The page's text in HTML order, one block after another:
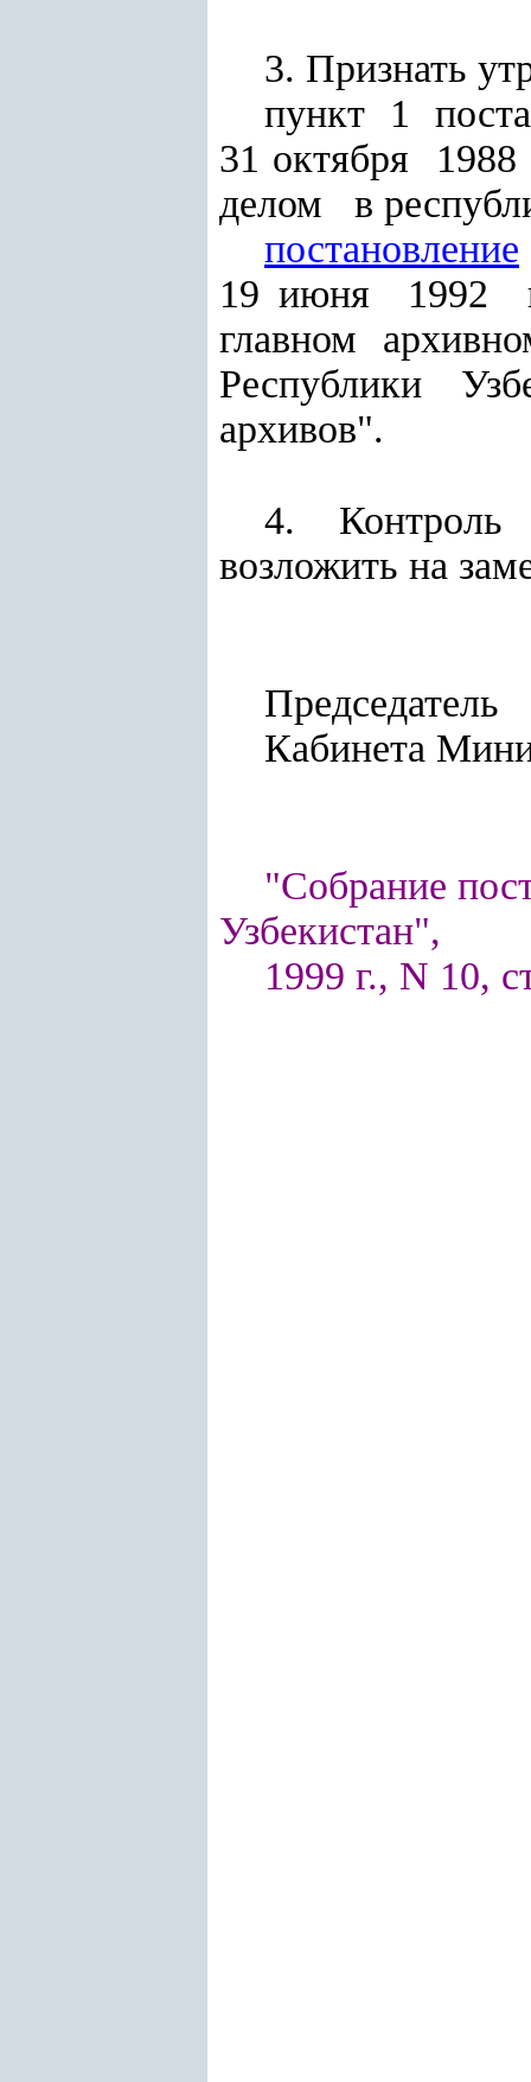
3. Признать
пункт 1
31 октября
делом в
постановление
19 июня 1992
главном
Республики
архивов".
4. Контроль
возложить на
Председатель
"Собрание
Узбекистан",
1999 г., N 10,